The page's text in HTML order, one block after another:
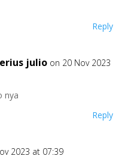
Reply
julio on 20 Nov 2023
nya
Reply
2023 at 07:39